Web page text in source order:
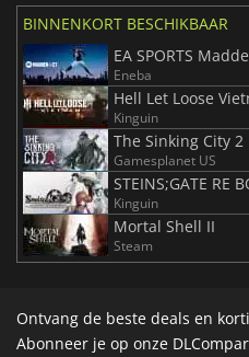
BINNENKORT BESCHIKBAAR
EA SPORTS
Eneba
Hell Let Loose
Kinguin
The Sinking City 2
Gamesplanet US
STEINS;GATE RE
Kinguin
Mortal Shell II
Steam
Ontvang de beste deals en
Abonneer je op onze